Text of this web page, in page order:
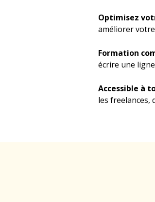
Optimisez
améliorer
Formation
écrire une
Accessible à
les freelances,